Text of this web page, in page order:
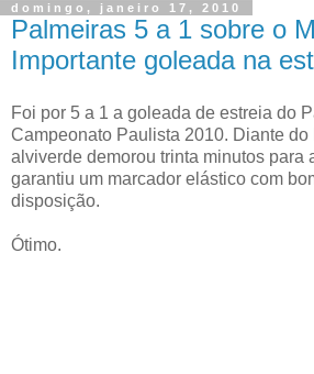
domingo, janeiro 17, 2010
Palmeiras 5 a 1 sobre o
Importante goleada na
Foi por 5 a 1 a goleada de estreia do
Campeonato Paulista 2010. Diante do
alviverde demorou trinta minutos para
garantiu um marcador elástico com
disposição.
Ótimo.